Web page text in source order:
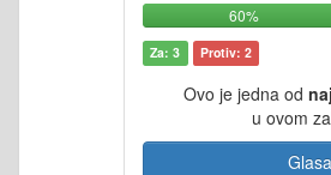
60%
Za: 3 Protiv: 2
Ovo je jedna od
u ovom